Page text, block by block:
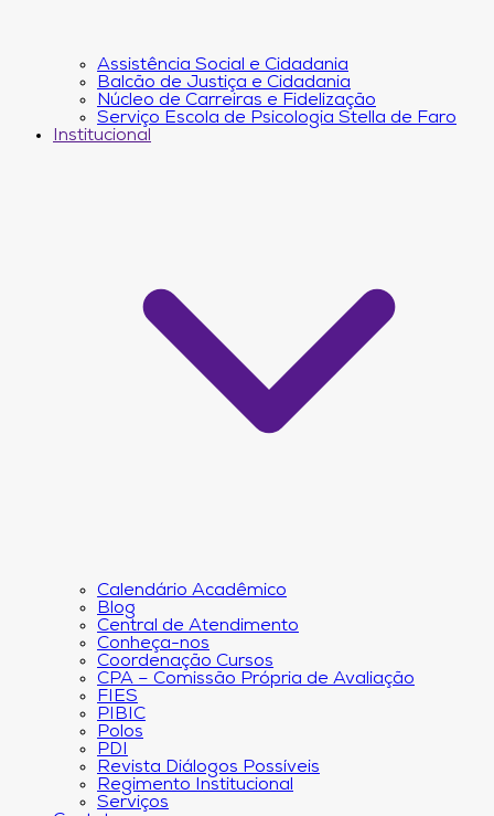
Assistência Social e Cidadania
Balcão de Justiça e Cidadania
Núcleo de Carreiras e Fidelização
Serviço Escola de Psicologia Stella de Faro
Institucional
Calendário Acadêmico
Blog
Central de Atendimento
Conheça-nos
Coordenação Cursos
CPA – Comissão Própria de Avaliação
FIES
PIBIC
Polos
PDI
Revista Diálogos Possíveis
Regimento Institucional
Serviços